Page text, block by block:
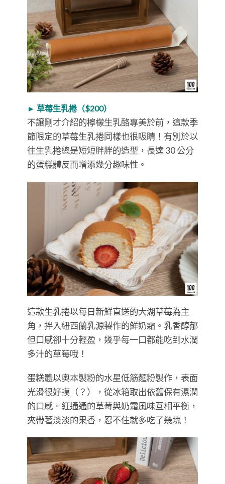
► 草莓生乳捲（$200）
不讓剛才介紹的檸檬生乳酪專美於前，這款季
節限定的草莓生乳捲同樣也很吸睛！有別於以
往生乳捲總是短短胖胖的造型，長達 30 公分
的蛋糕體反而增添幾分趣味性。
這款生乳捲以每日新鮮直送的大湖草莓為主
角，拌入紐西蘭乳源製作的鮮奶霜。乳香醇郁
但口感卻十分輕盈，幾乎每一口都能吃到水潤
多汁的草莓哦！
蛋糕體以奧本製粉的水星低筋麵粉製作，表面
光滑很好摸（？），從冰箱取出依舊保有濕潤
的口感。紅通通的草莓與奶霜風味互相平衡，
夾帶著淡淡的果香，忍不住就多吃了幾塊！